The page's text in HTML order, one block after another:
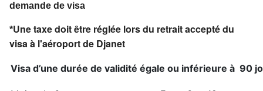
demande de visa
*Une taxe doit être réglée lors du retrait accepté du
visa à l'aéroport de Djanet
Visa d’une durée de validité égale ou inférieure à 90